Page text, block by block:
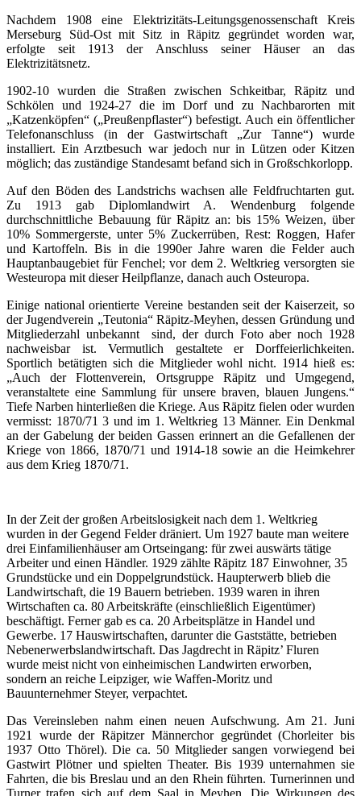
Nachdem 1908 eine Elektrizitäts-Leitungsgenossenschaft Kreis
Merseburg Süd-Ost mit Sitz in Räpitz gegründet worden war,
erfolgte seit 1913 der Anschluss seiner Häuser an das
Elektrizitätsnetz.
1902-10 wurden die Straßen zwischen Schkeitbar, Räpitz und
Schkölen und 1924-27 die im Dorf und zu Nachbarorten mit
„Katzenköpfen“ („Preußenpflaster“) befestigt. Auch ein öffentlicher
Telefonanschluss (in der Gastwirtschaft „Zur Tanne“) wurde
installiert. Ein Arztbesuch war jedoch nur in Lützen oder Kitzen
möglich; das zuständige Standesamt befand sich in Großschkorlopp.
Auf den Böden des Landstrichs wachsen alle Feldfruchtarten gut.
Zu 1913 gab Diplomlandwirt A. Wendenburg folgende
durchschnittliche Bebauung für Räpitz an: bis 15% Weizen, über
10% Sommergerste, unter 5% Zuckerrüben, Rest: Roggen, Hafer
und Kartoffeln. Bis in die 1990er Jahre waren die Felder auch
Hauptanbaugebiet für Fenchel; vor dem 2. Weltkrieg versorgten sie
Westeuropa mit dieser Heilpflanze, danach auch Osteuropa.
Einige national orientierte Vereine bestanden seit der Kaiserzeit, so
der Jugendverein „Teutonia“ Räpitz-Meyhen, dessen Gründung und
Mitgliederzahl unbekannt sind, der durch Foto aber noch 1928
nachweisbar ist. Vermutlich gestaltete er Dorffeierlichkeiten.
Sportlich betätigten sich die Mitglieder wohl nicht. 1914 hieß es:
„Auch der Flottenverein, Ortsgruppe Räpitz und Umgegend,
veranstaltete eine Sammlung für unsere braven, blauen Jungens.“
Tiefe Narben hinterließen die Kriege. Aus Räpitz fielen oder wurden
vermisst: 1870/71 3 und im 1. Weltkrieg 13 Männer. Ein Denkmal
an der Gabelung der beiden Gassen erinnert an die Gefallenen der
Kriege von 1866, 1870/71 und 1914-18 sowie an die Heimkehrer
aus dem Krieg 1870/71.
In der Zeit der großen Arbeitslosigkeit nach dem 1. Weltkrieg
wurden in der Gegend Felder dräniert. Um 1927 baute man weitere
drei Einfamilienhäuser am Ortseingang: für zwei auswärts tätige
Arbeiter und einen Händler. 1929 zählte Räpitz 187 Einwohner, 35
Grundstücke und ein Doppelgrundstück. Haupterwerb blieb die
Landwirtschaft, die 19 Bauern betrieben. 1939 waren in ihren
Wirtschaften ca. 80 Arbeitskräfte (einschließlich Eigentümer)
beschäftigt. Ferner gab es ca. 20 Arbeitsplätze in Handel und
Gewerbe. 17 Hauswirtschaften, darunter die Gaststätte, betrieben
Nebenerwerbslandwirtschaft. Das Jagdrecht in Räpitz’ Fluren
wurde meist nicht von einheimischen Landwirten erworben,
sondern an reiche Leipziger, wie Waffen-Moritz und
Bauunternehmer Steyer, verpachtet.
Das Vereinsleben nahm einen neuen Aufschwung. Am 21. Juni
1921 wurde der Räpitzer Männerchor gegründet (Chorleiter bis
1937 Otto Thörel). Die ca. 50 Mitglieder sangen vorwiegend bei
Gastwirt Plötner und spielten Theater. Bis 1939 unternahmen sie
Fahrten, die bis Breslau und an den Rhein führten. Turnerinnen und
Turner trafen sich auf dem Saal in Meyhen. Die Wirkungen des